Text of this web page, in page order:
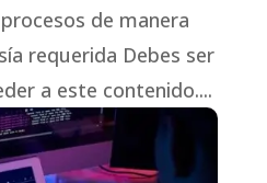
de manera
requerida Debes ser
a este contenido....